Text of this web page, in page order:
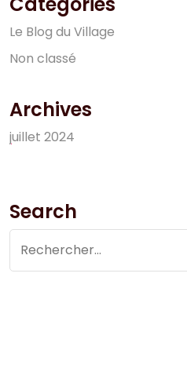
Le Blog du Village
Non classé
Archives
juillet 2024
Search